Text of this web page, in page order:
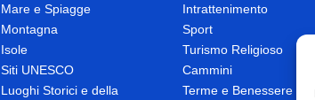
Mare e Spiagge
Montagna
Isole
Siti UNESCO
Luoghi Storici e della
Intrattenimento
Sport
Turismo Religioso
Cammini
Terme e Benessere